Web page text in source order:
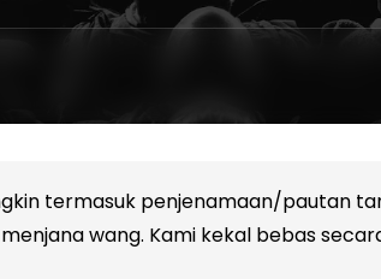
termasuk penjenamaan/pautan
wang. Kami kekal bebas